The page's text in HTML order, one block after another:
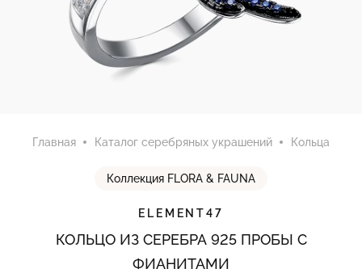
Главная Каталог серебряных украшений Кольца
Коллекция FLORA & FAUNA
ELEMENT47
КОЛЬЦО ИЗ СЕРЕБРА 925 ПРОБЫ С
ФИАНИТАМИ